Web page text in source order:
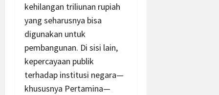
kehilangan triliunan rupiah
yang seharusnya bisa
digunakan untuk
pembangunan. Di sisi lain,
kepercayaan publik
terhadap institusi negara—
khususnya Pertamina—